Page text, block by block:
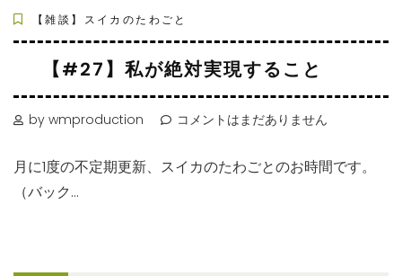
【雑談】スイカのたわごと
【#27】私が絶対実現すること
by wmproduction コメントはまだありません
月に1度の不定期更新、スイカのたわごとのお時間です。
（バック...